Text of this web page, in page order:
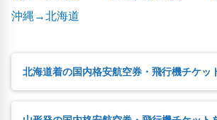
沖縄→北海道
北海道着の国内格安航空券・飛行機チケッ